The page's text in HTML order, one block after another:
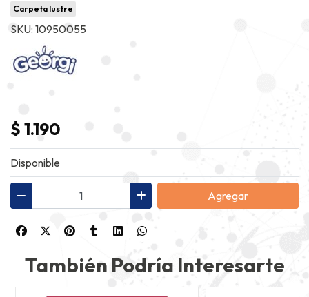
Carpeta lustre
SKU: 10950055
$ 1.190
Disponible
Agregar
También Podría Interesarte